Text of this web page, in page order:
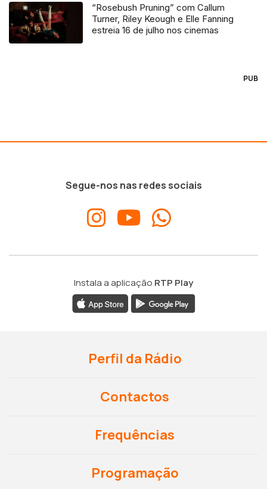
“Rosebush Pruning” com Callum
Turner, Riley Keough e Elle Fanning
estreia 16 de julho nos cinemas
PUB
Segue-nos nas redes sociais
Instala a aplicação RTP Play
Perfil da Rádio
Contactos
Frequências
Programação